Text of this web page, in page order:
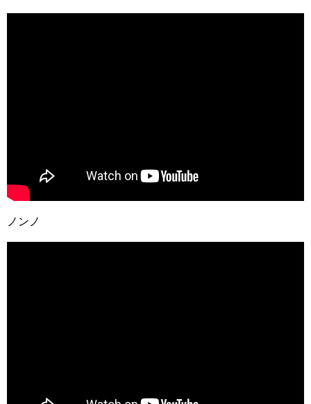
ノンノ